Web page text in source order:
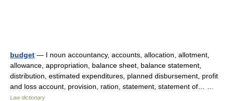
budget — I noun accountancy, accounts, allocation, allotment,
allowance, appropriation, balance sheet, balance statement,
distribution, estimated expenditures, planned disbursement, profit
and loss account, provision, ration, statement, statement of… …
Law dictionary